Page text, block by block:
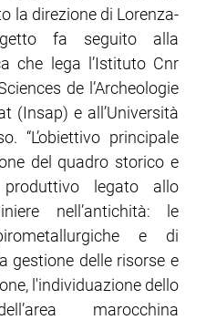
la direzione di Lorenza-
fa seguito alla
che lega l’Istituto Cnr
de l’Archeologie
(Insap) e all’Università
“L’obiettivo principale
del quadro storico e
legato allo
nell’antichità: le
e di
gestione delle risorse e
l'individuazione dello
marocchina